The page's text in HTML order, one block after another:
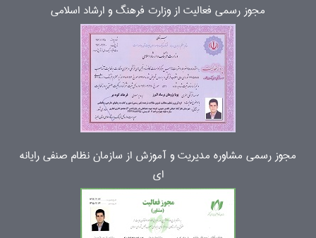
مجوز رسمی فعالیت از وزارت فرهنگ و ارشاد اسلامی
مجوز رسمی مشاوره مدیریت و آموزش از سازمان نظام صنفی رایانه
ای